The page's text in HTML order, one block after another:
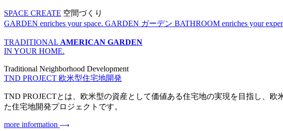
SPACE CREATE 空間づくり
GARDEN enriches your space. GARDEN ガーデン BATHROOM enriches your
TRADITIONAL AMERICAN GARDEN
IN YOUR HOME.
Traditional Neighborhood Development
TND PROJECT 欧米型住宅地開発
TND PROJECTとは、欧米型の資産として価値ある住宅地の実現を目指し、欧
た住宅地開発プロジェクトです。
more information